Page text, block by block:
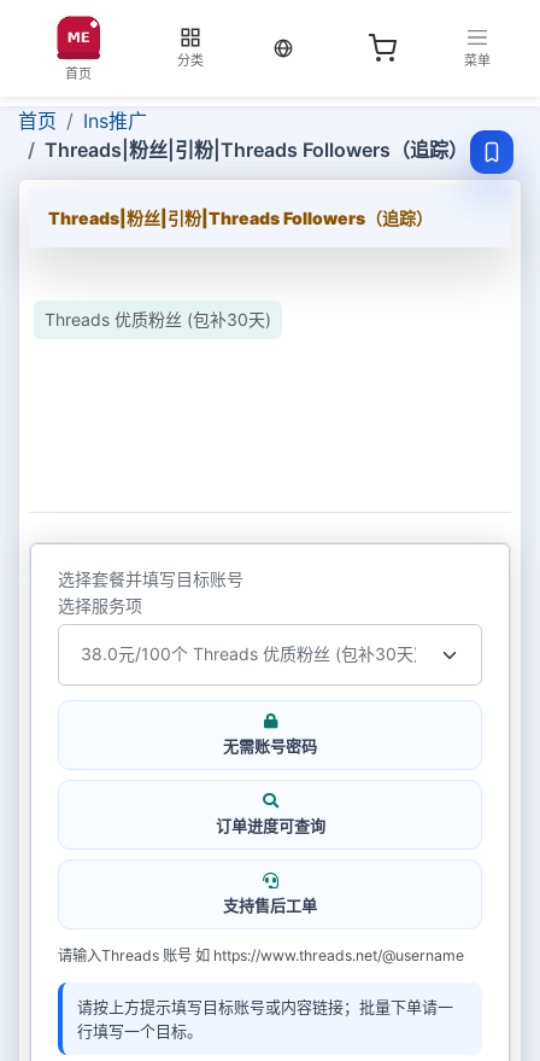
首页
分类
当前语言：中文
菜单
首页
Ins推广
Threads|粉丝|引粉|Threads Followers（追踪）
Threads|粉丝|引粉|Threads Followers（追踪）
Threads 优质粉丝 (包补30天)
选择套餐并填写目标账号
选择服务项
无需账号密码
订单进度可查询
支持售后工单
请输入Threads 账号 如 https://www.threads.net/@username
请按上方提示填写目标账号或内容链接；批量下单请一
行填写一个目标。